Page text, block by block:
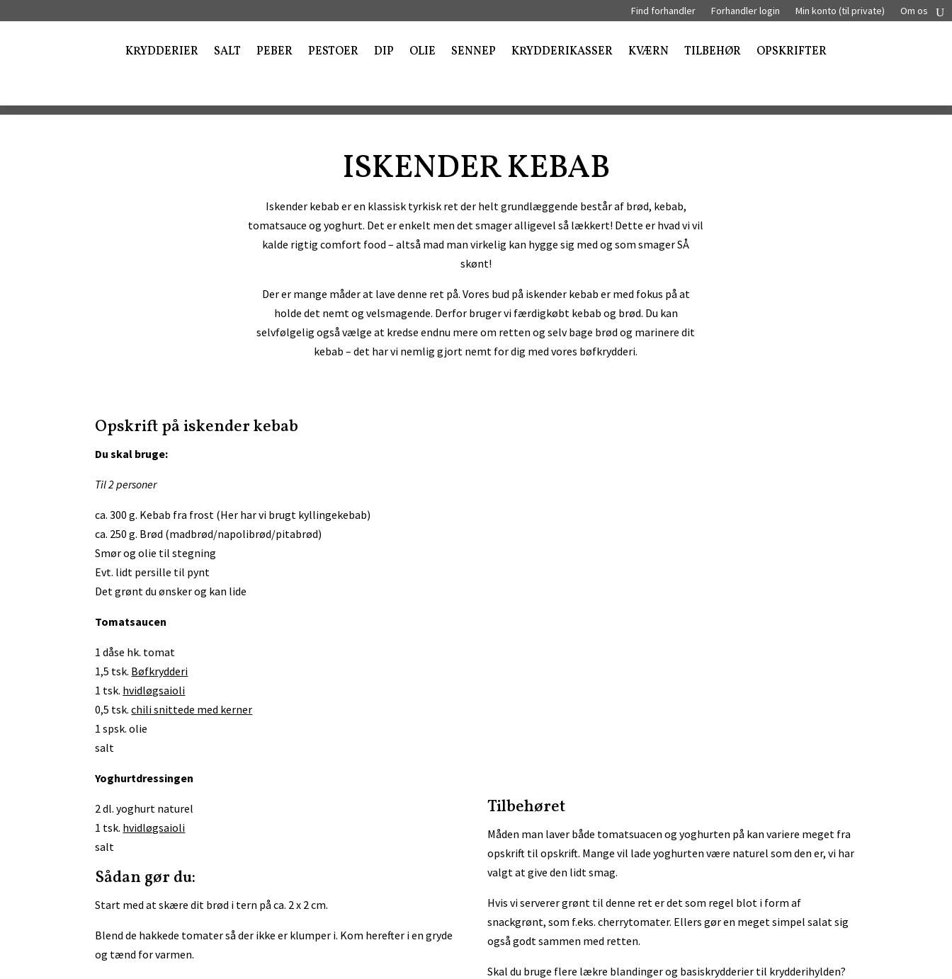
Find forhandler Forhandler login Min konto (til private) Om os
KRYDDERIER SALT PEBER PESTOER DIP OLIE SENNEP KRYDDERIKASSER KVÆRN TILBEHØR OPSKRIFTER
ISKENDER KEBAB
Iskender kebab er en klassisk tyrkisk ret der helt grundlæggende består af brød, kebab,
tomatsauce og yoghurt. Det er enkelt men det smager alligevel så lækkert! Dette er hvad vi vil
kalde rigtig comfort food – altså mad man virkelig kan hygge sig med og som smager SÅ
skønt!
Der er mange måder at lave denne ret på. Vores bud på iskender kebab er med fokus på at
holde det nemt og velsmagende. Derfor bruger vi færdigkøbt kebab og brød. Du kan
selvfølgelig også vælge at kredse endnu mere om retten og selv bage brød og marinere dit
kebab – det har vi nemlig gjort nemt for dig med vores bøfkrydderi.
Opskrift på iskender kebab
Du skal bruge:
Til 2 personer
ca. 300 g. Kebab fra frost (Her har vi brugt kyllingekebab)
ca. 250 g. Brød (madbrød/napolibrød/pitabrød)
Smør og olie til stegning
Evt. lidt persille til pynt
Det grønt du ønsker og kan lide
Tomatsaucen
1 dåse hk. tomat
1,5 tsk. Bøfkrydderi
1 tsk. hvidløgsaioli
0,5 tsk. chili snittede med kerner
1 spsk. olie
salt
Yoghurtdressingen
2 dl. yoghurt naturel
1 tsk. hvidløgsaioli
salt
Sådan gør du:
Start med at skære dit brød i tern på ca. 2 x 2 cm.
Blend de hakkede tomater så der ikke er klumper i. Kom herefter i en gryde
og tænd for varmen.
Tilbehøret
Måden man laver både tomatsuacen og yoghurten på kan variere meget fra
opskrift til opskrift. Mange vil lade yoghurten være naturel som den er, vi har
valgt at give den lidt smag.
Hvis vi serverer grønt til denne ret er det som regel blot i form af
snackgrønt, som f.eks. cherrytomater. Ellers gør en meget simpel salat sig
også godt sammen med retten.
Skal du bruge flere lækre blandinger og basiskrydderier til krydderihylden?